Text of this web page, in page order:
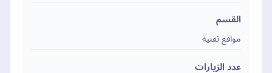
القسم
مواقع تقنية
عدد الزيارات